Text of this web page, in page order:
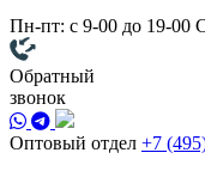
Пн-пт: с 9-00 до 19-00
Обратный
звонок
Оптовый отдел +7